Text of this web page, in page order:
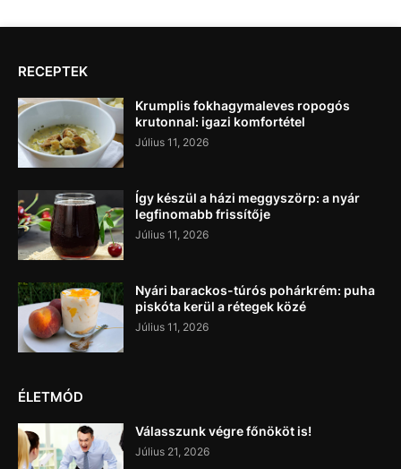
RECEPTEK
Krumplis fokhagymaleves ropogós
krutonnal: igazi komfortétel
Július 11, 2026
Így készül a házi meggyszörp: a nyár
legfinomabb frissítője
Július 11, 2026
Nyári barackos-túrós pohárkrém: puha
piskóta kerül a rétegek közé
Július 11, 2026
ÉLETMÓD
Válasszunk végre főnököt is!
Július 21, 2026